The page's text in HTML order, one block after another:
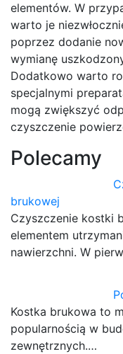
elementów. W
warto je
poprzez dodanie
wymianę
Dodatkowo warto
specjalnymi
mogą zwiększyć
czyszczenie
Polecamy
brukowej
Czyszczenie kostki
elementem
nawierzchni. W
Kostka brukowa to
popularnością w
zewnętrznych.…